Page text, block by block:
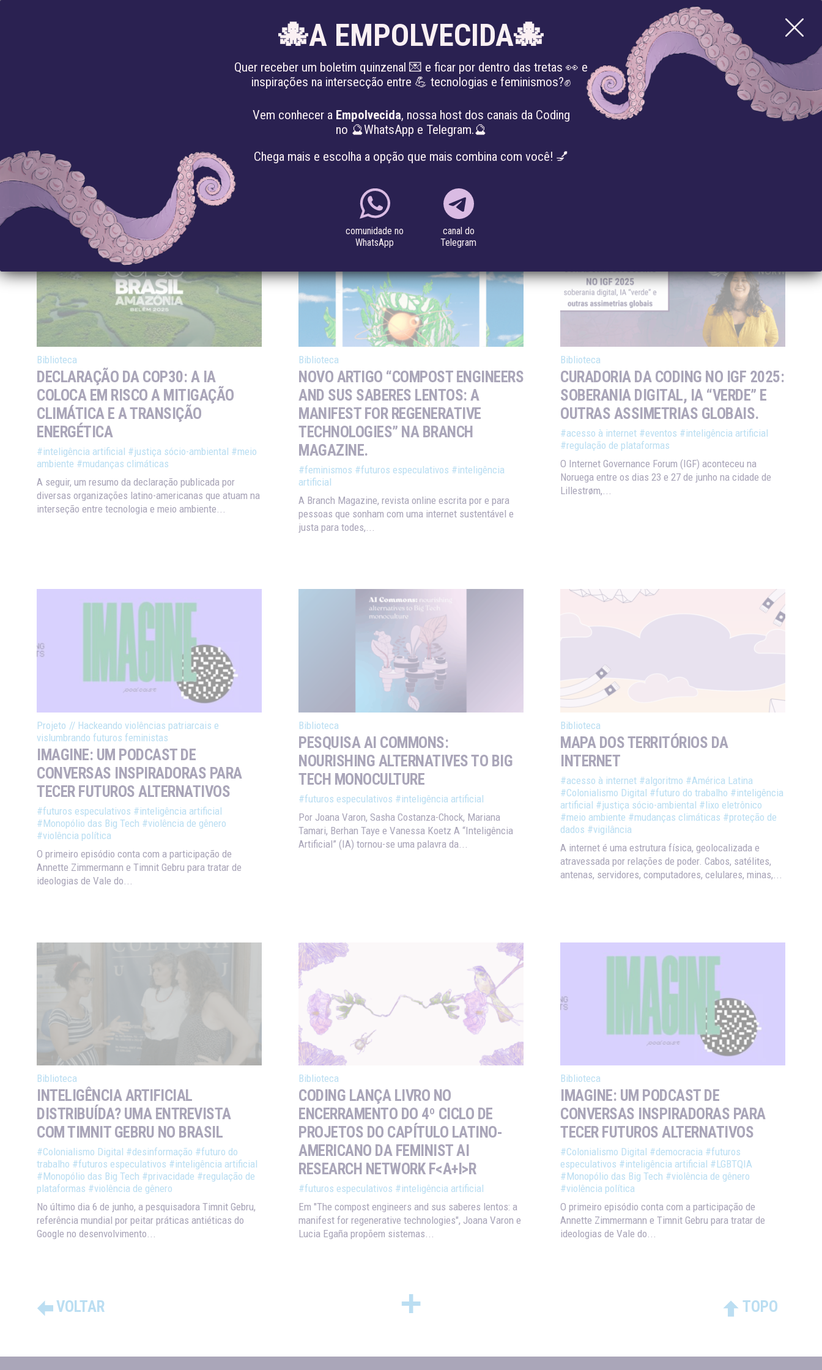
EN
BIBLIOTECA IMPRENSA EVENTOS
INTELIGÊNCIA ARTIFICIAL
Biblioteca
DECLARAÇÃO DA COP30: A IA
COLOCA EM RISCO A MITIGAÇÃO
CLIMÁTICA E A TRANSIÇÃO
ENERGÉTICA
#inteligência artificial #justiça sócio-ambiental #meio
ambiente #mudanças climáticas
A seguir, um resumo da declaração publicada por
diversas organizações latino-americanas que atuam na
interseção entre tecnologia e meio ambiente...
Biblioteca
NOVO ARTIGO “COMPOST ENGINEERS
AND SUS SABERES LENTOS: A
MANIFEST FOR REGENERATIVE
TECHNOLOGIES” NA BRANCH
MAGAZINE.
#feminismos #futuros especulativos #inteligência
artificial
A Branch Magazine, revista online escrita por e para
pessoas que sonham com uma internet sustentável e
justa para todes,...
Biblioteca
CURADORIA DA CODING NO IGF 2025:
SOBERANIA DIGITAL, IA “VERDE” E
OUTRAS ASSIMETRIAS GLOBAIS.
#acesso à internet #eventos #inteligência artificial
#regulação de plataformas
O Internet Governance Forum (IGF) aconteceu na
Noruega entre os dias 23 e 27 de junho na cidade de
Lillestrøm,...
Projeto // Hackeando violências patriarcais e
vislumbrando futuros feministas
IMAGINE: UM PODCAST DE
CONVERSAS INSPIRADORAS PARA
TECER FUTUROS ALTERNATIVOS
#futuros especulativos #inteligência artificial
#Monopólio das Big Tech #violência de gênero
#violência política
O primeiro episódio conta com a participação de
Annette Zimmermann e Timnit Gebru para tratar de
ideologias de Vale do...
Biblioteca
PESQUISA AI COMMONS:
NOURISHING ALTERNATIVES TO BIG
TECH MONOCULTURE
#futuros especulativos #inteligência artificial
Por Joana Varon, Sasha Costanza-Chock, Mariana
Tamari, Berhan Taye e Vanessa Koetz A “Inteligência
Artificial” (IA) tornou-se uma palavra da...
Biblioteca
MAPA DOS TERRITÓRIOS DA
INTERNET
#acesso à internet #algoritmo #América Latina
#Colonialismo Digital #futuro do trabalho #inteligência
artificial #justiça sócio-ambiental #lixo eletrônico
#meio ambiente #mudanças climáticas #proteção de
dados #vigilância
A internet é uma estrutura física, geolocalizada e
atravessada por relações de poder. Cabos, satélites,
antenas, servidores, computadores, celulares, minas,...
Biblioteca
INTELIGÊNCIA ARTIFICIAL
DISTRIBUÍDA? UMA ENTREVISTA
COM TIMNIT GEBRU NO BRASIL
#Colonialismo Digital #desinformação #futuro do
trabalho #futuros especulativos #inteligência artificial
#Monopólio das Big Tech #privacidade #regulação de
plataformas #violência de gênero
No último dia 6 de junho, a pesquisadora Timnit Gebru,
referência mundial por peitar práticas antiéticas do
Google no desenvolvimento...
Biblioteca
CODING LANÇA LIVRO NO
ENCERRAMENTO DO 4º CICLO DE
PROJETOS DO CAPÍTULO LATINO-
AMERICANO DA FEMINIST AI
RESEARCH NETWORK F<A+I>R
#futuros especulativos #inteligência artificial
Em "The compost engineers and sus saberes lentos: a
manifest for regenerative technologies", Joana Varon e
Lucia Egaña propõem sistemas...
Biblioteca
IMAGINE: UM PODCAST DE
CONVERSAS INSPIRADORAS PARA
TECER FUTUROS ALTERNATIVOS
#Colonialismo Digital #democracia #futuros
especulativos #inteligência artificial #LGBTQIA
#Monopólio das Big Tech #violência de gênero
#violência política
O primeiro episódio conta com a participação de
Annette Zimmermann e Timnit Gebru para tratar de
ideologias de Vale do...
VOLTAR + TOPO
🐙A EMPOLVECIDA🐙
Quer receber um boletim quinzenal 💌 e ficar por dentro das tretas 👀 e
inspirações na intersecção entre 💪 tecnologias e feminismos?✊
Vem conhecer a Empolvecida, nossa host dos canais da Coding
no 🔮WhatsApp e Telegram.🔮
Chega mais e escolha a opção que mais combina com você! 💅
comunidade no
WhatsApp
canal do
Telegram